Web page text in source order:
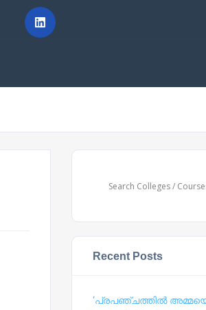
Recent Posts
‘പ്രപഞ്ചത്തില്‍